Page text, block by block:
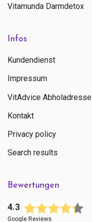
Vitamunda Darmdetox
Infos
Kundendienst
Impressum
VitAdvice Abholadresse
Kontakt
Privacy policy
Search results
Bewertungen
4.3
Google Reviews